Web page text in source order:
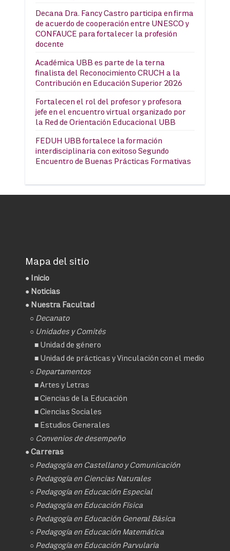
Decana Dra. Fancy Castro participa en firma
de acuerdo de cooperación entre UNESCO y
CONFAUCE para fortalecer la profesión
docente
Académica UBB es parte de la terna
finalista del Reconocimiento CRUCH a la
Contribución en Educación Superior 2026
Fortalecen el rol del profesor y profesora
jefe en el encuentro virtual organizado por
la Red de Orientación Educacional UBB
FEDUH UBB fortalece la formación
interdisciplinaria con exitoso Segundo
Encuentro de Buenas Prácticas Formativas
Mapa del sitio
● Inicio
● Noticias
● Nuestra Facultad
○ Decanato
○ Unidades y Comités
■ Unidad de género
■ Unidad de prácticas y Vinculación con el medio
○ Departamentos
■Artes y Letras
■Ciencias de la Educación
■Ciencias Sociales
■ Estudios Generales
○ Convenios de desempeño
● Carreras
○ Pedagogía en Castellano y Comunicación
○ Pedagogía en Ciencias Naturales
○ Pedagogía en Educación Especial
○ Pedagogía en Educación Física
○ Pedagogía en Educación General Básica
○ Pedagogía en Educación Matemática
○ Pedagogía en Educación Parvularia